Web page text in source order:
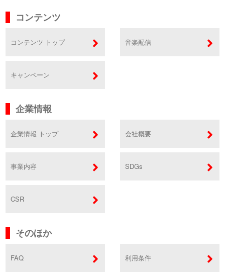
コンテンツ
コンテンツ トップ 音楽配信
キャンペーン
企業情報
企業情報 トップ 会社概要
事業内容 SDGs
CSR
そのほか
FAQ 利用条件